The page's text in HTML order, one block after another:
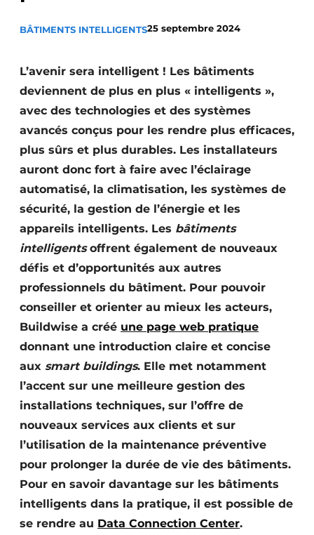
Termes et conditions
Video’s
BÂTIMENTS INTELLIGENTS25 septembre 2024
L’avenir sera intelligent ! Les bâtiments
deviennent de plus en plus « intelligents »,
avec des technologies et des systèmes
avancés conçus pour les rendre plus efficaces,
plus sûrs et plus durables. Les installateurs
auront donc fort à faire avec l’éclairage
automatisé, la climatisation, les systèmes de
sécurité, la gestion de l’énergie et les
appareils intelligents. Les bâtiments
intelligentsoffrent également de nouveaux
défis et d’opportunités aux autres
professionnels du bâtiment. Pour pouvoir
conseiller et orienter au mieux les acteurs,
Buildwise a créé une page web pratique
donnant une introduction claire et concise
aux smart buildings. Elle met notamment
l’accent sur une meilleure gestion des
installations techniques, sur l’offre de
nouveaux services aux clients et sur
l’utilisation de la maintenance préventive
pour prolonger la durée de vie des bâtiments.
Pour en savoir davantage sur les bâtiments
intelligents dans la pratique, il est possible de
se rendre au Data Connection Center.